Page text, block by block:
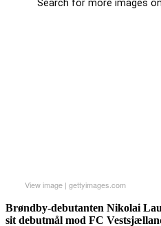
View image | gettyimages.com
Brøndby-debutanten Nikolai
sit debutmål mod FC